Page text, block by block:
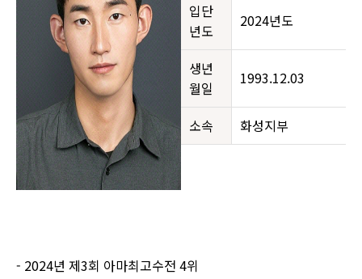
입단
년도
2024년도
생년
월일
1993.12.03
소속 화성지부
- 2024년 제3회 아마최고수전 4위